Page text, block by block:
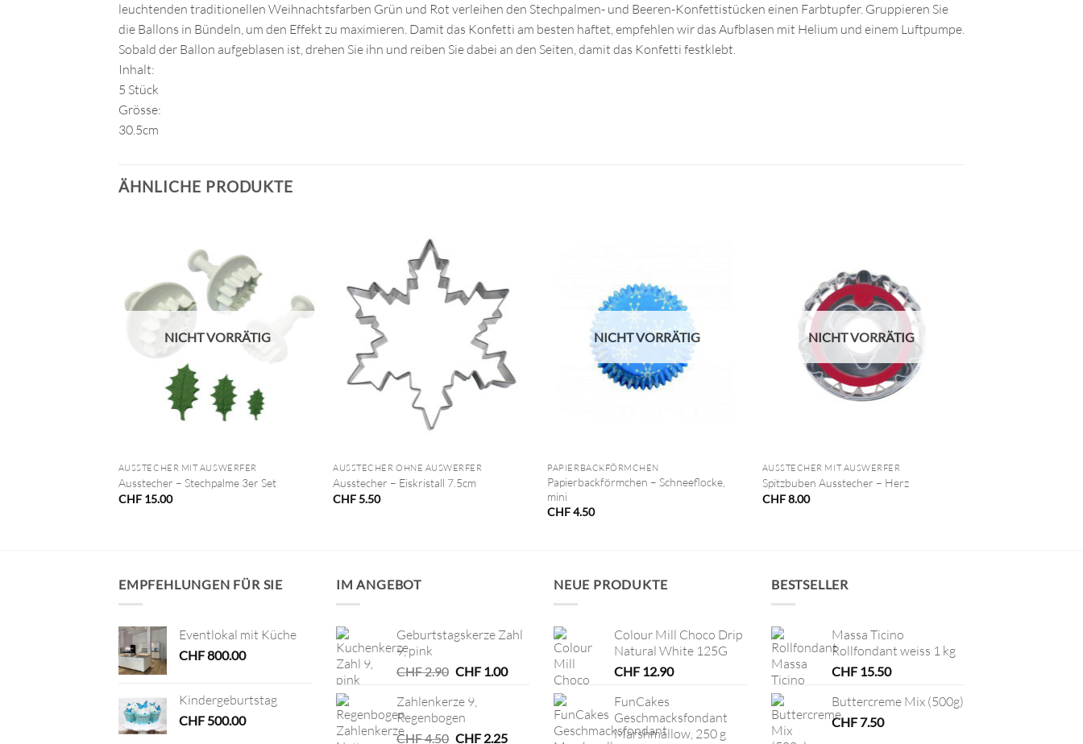
leuchtenden traditionellen Weihnachtsfarben Grün und Rot verleihen den Stechpalmen- und Beeren-Konfettistücken einen Farbtupfer. Gruppieren Sie
die Ballons in Bündeln, um den Effekt zu maximieren. Damit das Konfetti am besten haftet, empfehlen wir das Aufblasen mit Helium und einem Luftpumpe.
Sobald der Ballon aufgeblasen ist, drehen Sie ihn und reiben Sie dabei an den Seiten, damit das Konfetti festklebt.
Inhalt:
5 Stück
Grösse:
30.5cm
ÄHNLICHE PRODUKTE
NICHT VORRÄTIG
AUSSTECHER MIT AUSWERFER
Ausstecher – Stechpalme 3er Set
CHF15.00
AUSSTECHER OHNE AUSWERFER
Ausstecher – Eiskristall 7.5cm
CHF5.50
NICHT VORRÄTIG
PAPIERBACKFÖRMCHEN
Papierbackförmchen – Schneeflocke,
mini
CHF4.50
NICHT VORRÄTIG
AUSSTECHER MIT AUSWERFER
Spitzbuben Ausstecher – Herz
CHF8.00
EMPFEHLUNGEN FÜR SIE
Eventlokal mit Küche
CHF800.00
Kindergeburtstag
CHF500.00
IM ANGEBOT
Geburtstagskerze Zahl
9, pink
CHF2.90 Ursprünglicher
war:
CHF 2.90
CHF1.00Aktueller
CHF 1.00.
Zahlenkerze 9,
Regenbogen
CHF4.50 Ursprünglicher
CHF2.25Aktueller
NEUE PRODUKTE
Colour Mill Choco Drip
Natural White 125G
CHF12.90
FunCakes
Geschmacksfondant
Marshmallow, 250 g
BESTSELLER
Massa Ticino
Rollfondant weiss 1 kg
CHF15.50
Buttercreme Mix (500g)
CHF7.50